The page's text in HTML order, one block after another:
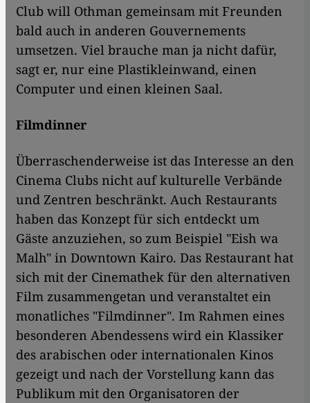
Club will Othman gemeinsam mit Freunden
bald auch in anderen Gouvernements
umsetzen. Viel brauche man ja nicht dafür,
sagt er, nur eine Plastikleinwand, einen
Computer und einen kleinen Saal.
Filmdinner
Überraschenderweise ist das Interesse an den
Cinema Clubs nicht auf kulturelle Verbände
und Zentren beschränkt. Auch Restaurants
haben das Konzept für sich entdeckt um
Gäste anzuziehen, so zum Beispiel "Eish wa
Malh" in Downtown Kairo. Das Restaurant hat
sich mit der Cinemathek für den alternativen
Film zusammengetan und veranstaltet ein
monatliches "Filmdinner". Im Rahmen eines
besonderen Abendessens wird ein Klassiker
des arabischen oder internationalen Kinos
gezeigt und nach der Vorstellung kann das
Publikum mit den Organisatoren der